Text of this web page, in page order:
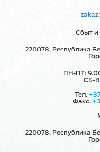
Сбыт и
220078, Республика
ПН-ПТ:
СБ-
Тел.
Факс.
220078, Республика